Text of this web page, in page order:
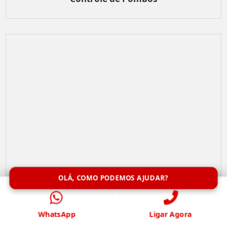
Remoção de Abelhas
OLÁ, COMO PODEMOS AJUDAR?
WhatsApp Ligar Agora